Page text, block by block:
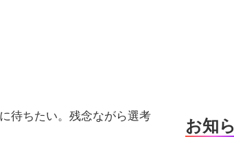
待ちたい。残念ながら選考
お知